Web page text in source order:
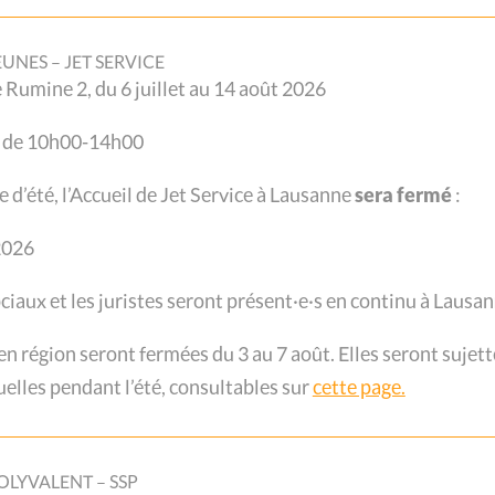
cantonal avec d’autres acteurs et romand avec
distribuer aux personnes dans le besoin: c’est
les CSP de Suisse romande (CSP.ch)
pandémie de Covid-19. Il fut aussi riche en
– JET SERVICE
Rumine 2, du 6 juillet au 14 août 2026
10h00-14h00
d’été, l’Accueil de Jet Service à Lausannesera fermé:
et les juristes seront présent·e·s en continu à
région seront fermées du 3 au 7 août. Elles seront
pendant l’été, consultables surcette page.
– SSP